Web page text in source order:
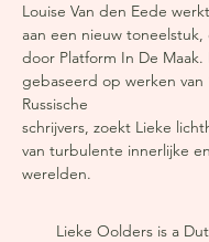
Louise Van den Eede
aan een nieuw
door Platform In De
gebaseerd op werken van
Russische
schrijvers, zoekt Lieke
van turbulente innerlijke
werelden.
Lieke Oolders is a